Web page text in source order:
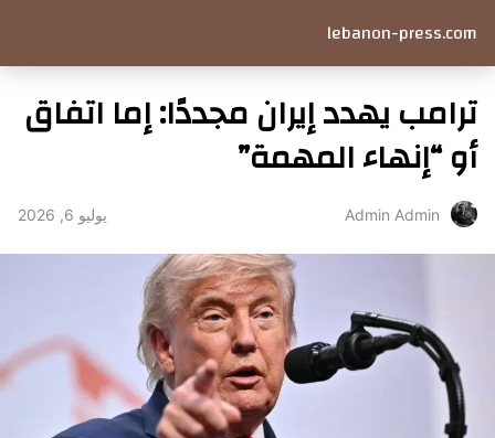
lebanon-press.com
ترامب يهدد إيران مجددًا: إما اتفاق
أو “إنهاء المهمة”
Admin Admin يوليو 6, 2026